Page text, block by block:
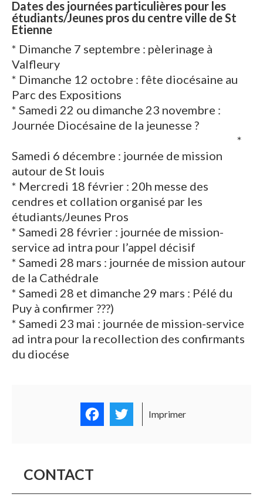
Dates des journées particulières pour les
étudiants/Jeunes pros du centre ville de St
Etienne
* Dimanche 7 septembre : pèlerinage à
Valfleury
* Dimanche 12 octobre : fête diocésaine au
Parc des Expositions
* Samedi 22 ou dimanche 23 novembre :
Journée Diocésaine de la jeunesse ?
*
Samedi 6 décembre : journée de mission
autour de St louis
* Mercredi 18 février : 20h messe des
cendres et collation organisé par les
étudiants/Jeunes Pros
* Samedi 28 février : journée de mission-
service ad intra pour l’appel décisif
* Samedi 28 mars : journée de mission autour
de la Cathédrale
* Samedi 28 et dimanche 29 mars : Pélé du
Puy à confirmer ???)
* Samedi 23 mai : journée de mission-service
ad intra pour la recollection des confirmants
du diocése
FacebookTwitter
Imprimer
CONTACT